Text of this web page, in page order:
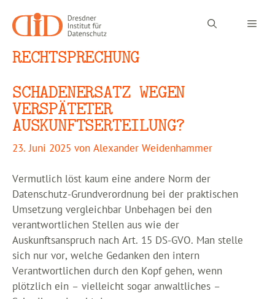
Inhalt
springen
RECHTSPRECHUNG
SCHADENERSATZ WEGEN
VERSPÄTETER
AUSKUNFTSERTEILUNG?
23. Juni 2025 von Alexander Weidenhammer
Vermutlich löst kaum eine andere Norm der
Datenschutz-Grundverordnung bei der praktischen
Umsetzung vergleichbar Unbehagen bei den
verantwortlichen Stellen aus wie der
Auskunftsanspruch nach Art. 15 DS-GVO. Man stelle
sich nur vor, welche Gedanken den intern
Verantwortlichen durch den Kopf gehen, wenn
plötzlich ein – vielleicht sogar anwaltliches –